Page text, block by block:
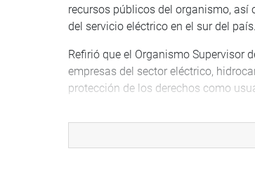
recursos públicos del organismo,
del servicio eléctrico en el sur del país.
Refirió que el Organismo Supervisor
empresas del sector eléctrico,
protección de los derechos como
control y seguimiento de los
consumidores de manera idónea